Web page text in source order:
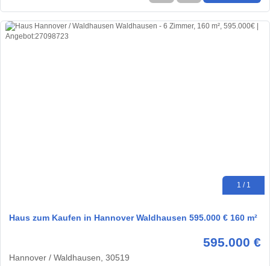
1 / 1
Haus zum Kaufen in Hannover Waldhausen 595.000 € 160 m²
595.000 €
Hannover / Waldhausen, 30519